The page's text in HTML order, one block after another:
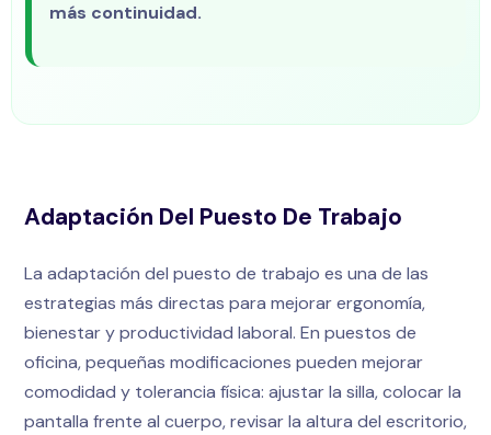
más continuidad.
Adaptación Del Puesto De Trabajo
La adaptación del puesto de trabajo es una de las
estrategias más directas para mejorar ergonomía,
bienestar y productividad laboral. En puestos de
oficina, pequeñas modificaciones pueden mejorar
comodidad y tolerancia física: ajustar la silla, colocar la
pantalla frente al cuerpo, revisar la altura del escritorio,